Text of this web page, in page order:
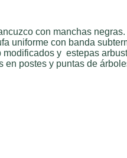
con manchas
uniforme con banda
y estepas
en postes y puntas de